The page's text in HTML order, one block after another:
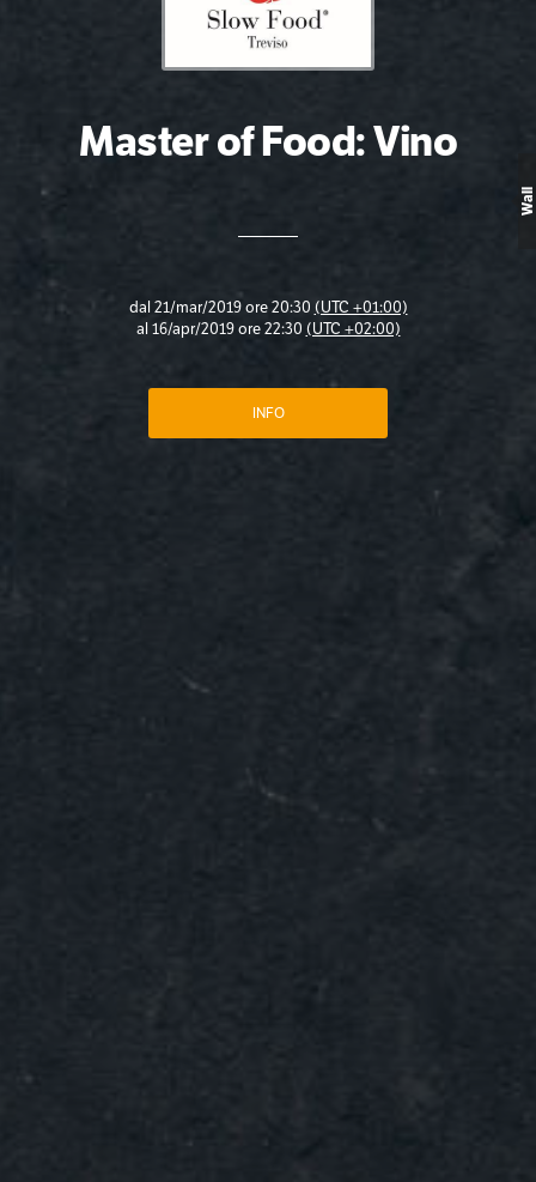
Master of Food: Vino
dal21/mar/2019 ore 20:30 (UTC +01:00)
al16/apr/2019 ore 22:30 (UTC +02:00)
INFO
Wall